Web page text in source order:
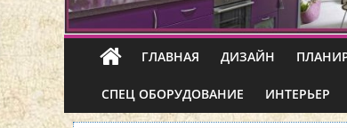
ГЛАВНАЯ ДИЗАЙН
СПЕЦ ОБОРУДОВАНИЕ ИНТЕРЬЕР